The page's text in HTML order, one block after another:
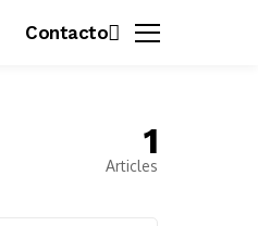
Contacto
1
Articles